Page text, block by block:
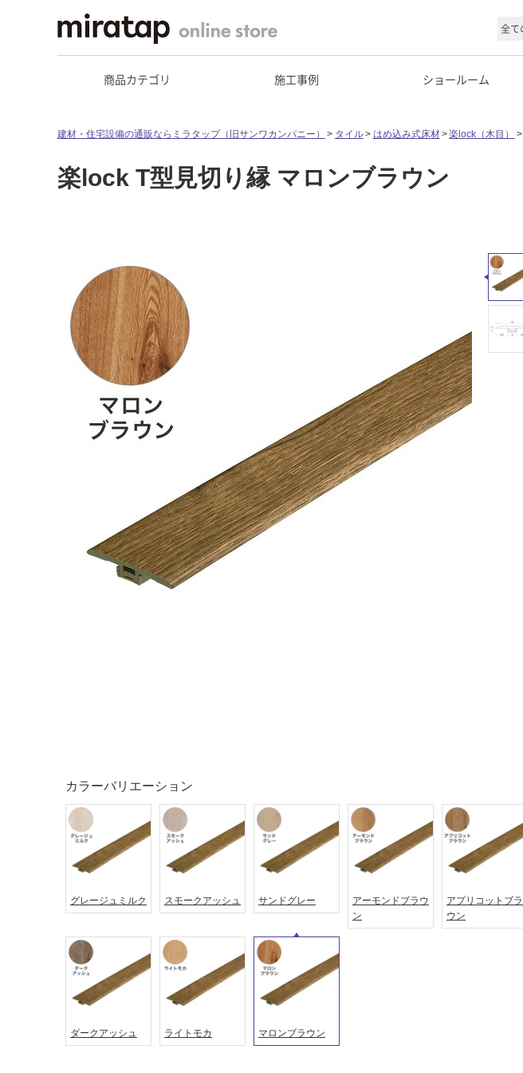
商品カテゴリ 施工事例 ショールーム
建材・住宅設備の通販ならミラタップ（旧サンワカンパニー） タイル はめ込み式床材 楽lock（木目）
楽lock T型見切り縁 マロンブラウン
カラーバリエーション
グレージュミルク スモークアッシュ サンドグレー
アーモンドブラウ
ン
アプリコットブラ
ウン
ダークアッシュ ライトモカ マロンブラウン
に
適
て
い
適
て
が
が
て
る
対
し
て
い
る
が
限
り